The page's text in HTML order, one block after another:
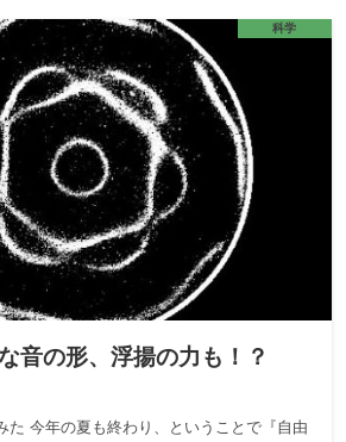
科学
音の形、浮揚の力も！？
た 今年の夏も終わり、ということで『自由